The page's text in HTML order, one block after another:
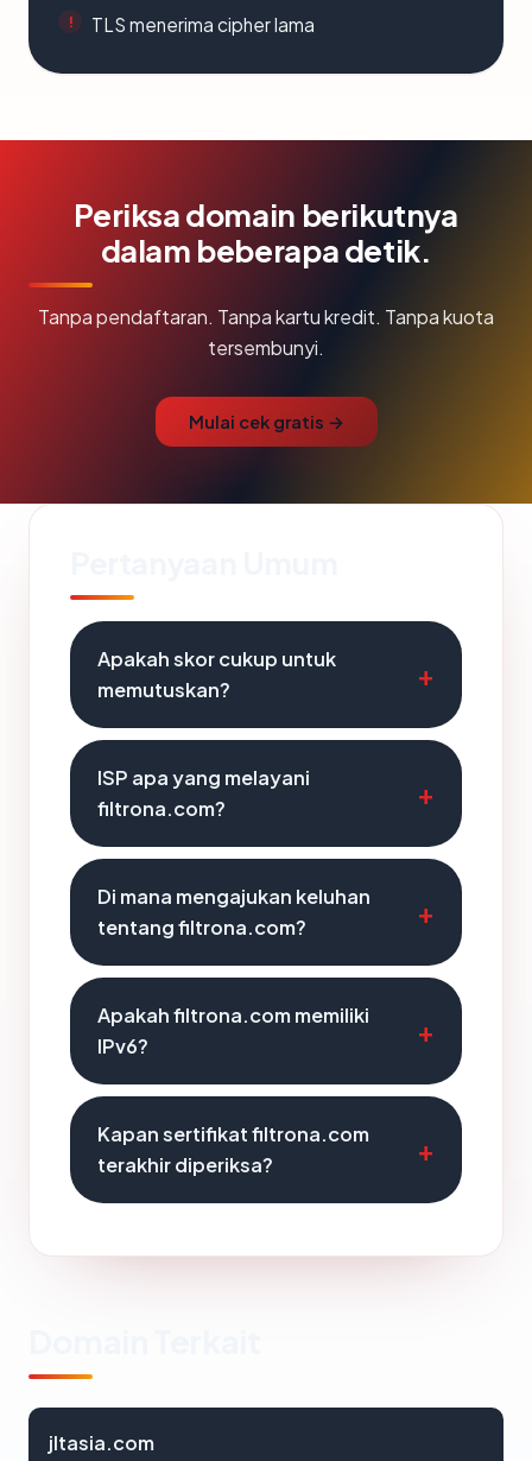
TLS menerima cipher lama
Periksa domain berikutnya
dalam beberapa detik.
Tanpa pendaftaran. Tanpa kartu kredit. Tanpa kuota
tersembunyi.
Mulai cek gratis →
Apakah skor cukup untuk
memutuskan?
ISP apa yang melayani
filtrona.com?
Di mana mengajukan keluhan
tentang filtrona.com?
Apakah filtrona.com memiliki
IPv6?
Kapan sertifikat filtrona.com
terakhir diperiksa?
jltasia.com